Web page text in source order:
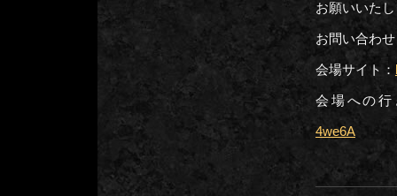
お願いいた
お問い合わ
会場サイト：
会場への
4we6A